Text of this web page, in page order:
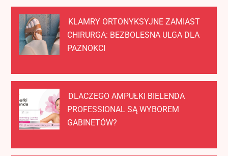
KLAMRY ORTONYKSYJNE ZAMIAST
CHIRURGA: BEZBOLESNA ULGA DLA
PAZNOKCI
DLACZEGO AMPUŁKI BIELENDA
PROFESSIONAL SĄ WYBOREM
GABINETÓW?